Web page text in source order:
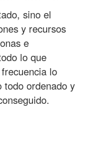
sino el
y recursos
e
lo que
lo
ordenado y